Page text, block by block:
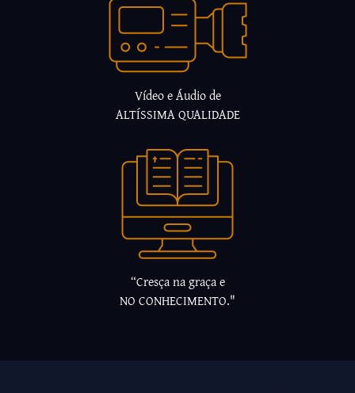
Vídeo e Áudio de
ALTÍSSIMA QUALIDADE
“Cresça na graça e
NO CONHECIMENTO."